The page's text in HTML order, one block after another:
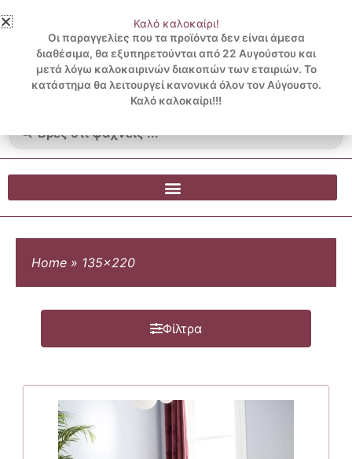
στο
περιεχόμενο
3 ΔΟΣΕΙΣ ΧΩΡΙΣ ΠΙΣΤΩΤΙΚΗ ΜΕ KLARNA
...
Λογαριασμός
Blog
0.00€
0
Cart
Home » 135x220
Φίλτρα
Καλό καλοκαίρι!
Οι παραγγελίες που τα προϊόντα δεν είναι άμεσα
διαθέσιμα, θα εξυπηρετούνται από 22 Αυγούστου και
μετά λόγω καλοκαιρινών διακοπών των εταιριών. Το
κατάστημα θα λειτουργεί κανονικά όλον τον Αύγουστο.
Καλό καλοκαίρι!!!